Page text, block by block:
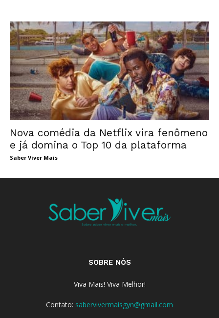
Nova comédia da Netflix vira fenômeno
e já domina o Top 10 da plataforma
Saber Viver Mais
SOBRE NÓS
Viva Mais! Viva Melhor!
Contato: sabervivermaisgyn@gmail.com